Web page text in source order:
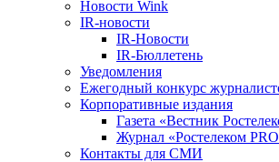
Новости Wink
IR-новости
IR-Новости
IR-Бюллетень
Уведомления
Ежегодный конкурс
Корпоративные издания
Газета «Вестник
Журнал «Ростелеком
Контакты для СМИ